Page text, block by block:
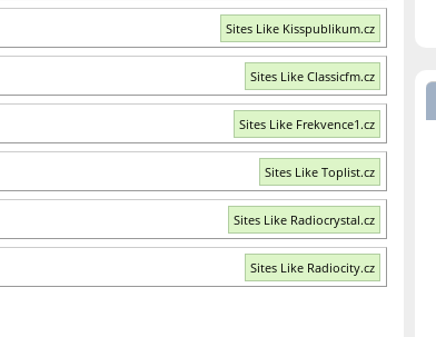
Sites Like Kisspublikum.cz
Sites Like Classicfm.cz
Sites Like Frekvence1.cz
Sites Like Toplist.cz
Sites Like Radiocrystal.cz
Sites Like Radiocity.cz